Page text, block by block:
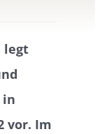
legt
in
vor. Im